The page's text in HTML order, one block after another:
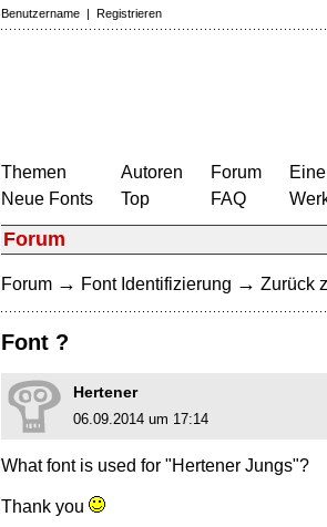
Benutzername | Registrieren
Themen
Neue Fonts
Autoren
Top
Forum
FAQ
Forum
Forum → Font Identifizierung → Zurück
Font ?
Hertener
06.09.2014 um 17:14
What font is used for "Hertener Jungs"?
Thank you